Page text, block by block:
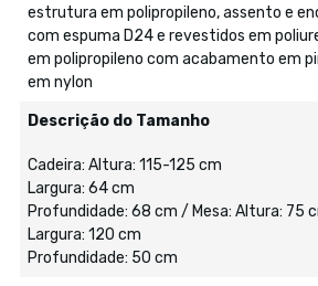
estrutura em polipropileno, assento e
com espuma D24 e revestidos em
em polipropileno com acabamento em
em nylon
Descrição do Tamanho
Cadeira: Altura: 115-125 cm
Largura: 64 cm
Profundidade: 68 cm / Mesa: Altura: 75
Largura: 120 cm
Profundidade: 50 cm